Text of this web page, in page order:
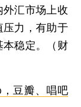
汇市场上收
力，有助于
本稳定。（财
豆瓣、唱吧